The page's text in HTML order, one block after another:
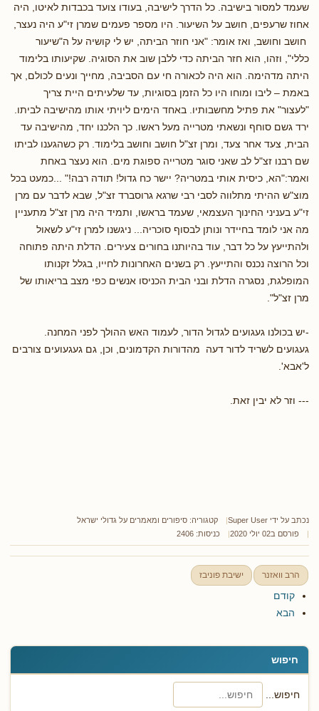
חיפוש
חיפוש...
שעמד למסור בישיבה. כל הדרך לישיבה, בעודו צועד בכבדות לאיטו, היה
אחוז שרעפים, חושב על השיעור. היו מספר פעמים שמרן זי"ע היה נעצר,
חושב וחושב, ואז אומר: "אני חוזר הביתה, יש לי קושיה על ה"שיעור
כללי", וזהו, הוא חזר הביתה כדי ללבן שוב את הסוגיה. שקיעותו בלימוד
היתה מדהימה. הוא היה לכאורה חי עם הסביבה, מחייך ונעים לכולם, אך
באמת – ליבו ומוחו היו כל הזמן בסוגיות, עד שלעיתים היית צריך
"לעצור" את פתיל מחשבותיו. באחד הימים ליויתי אותו מהישיבה לביתו.
ירד גשם סוחף ונשאתי מטרייה מעל ראשו. כך הלכנו יחד, מהישיבה עד
הבית, צעד אחר צעד, ומרן זצ"ל חושב וחושב בלימוד. רק כשהגענו לביתו
שם רבנו זצ"ל לב שאני סוגר מטרייה ספוגת מים. הוא נעצר באחת
ואמר:"הא, כיסית אותי במטריה? יישר כח גדול! תודה רבה!" ...כמעט בכל
מוצ"ש ההיתי מתלווה לסבי רבי שרגא גרוסברד זצ"ל, שבא לדבר עם מרן
זי"ע בעניני החינוך העצמאי, שעמד בראשו, ותמיד היה מרן זצ"ל מתעניין
מה אני לומד בחיידר ונותן לבסוף סוכריה... ניגשנו למרן זי"ע לשאול
ולהתייעץ על כל דבר, עוד בהיותנו בחורים צעירים. הדלת היתה פתוחה
וכל הרוצה נכנס והתייעץ. רק בשנים האחרונות לחייו, בגלל זקנותו
המופלגת, נסגרה הדלת ובני הבית הכניסו אנשים כפי מצב בריאותו של
מרן זצ"ל".
-יש בכולנו געגועים לגדול הדור, לעמוד האש ההולך לפני המחנה.
געגועים לשריד לדור דעה מהדורות הקדמונים, וכן, גם געגעועים צורבים
ל'אבא'.
--- וזר לא יבין זאת.
נכתב על ידי Super User קטגוריה: סיפורים ומאמרים על גדולי ישראל
פורסם ב02 יולי 2020
כניסות: 2406
הרב וואזנר ישיבת פוניבז
קודם
הבא